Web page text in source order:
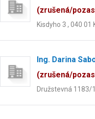
(zrušená/
Kisdyho 3 , 040 01
Ing. Darina
(zrušená/
Družstevná 1183/